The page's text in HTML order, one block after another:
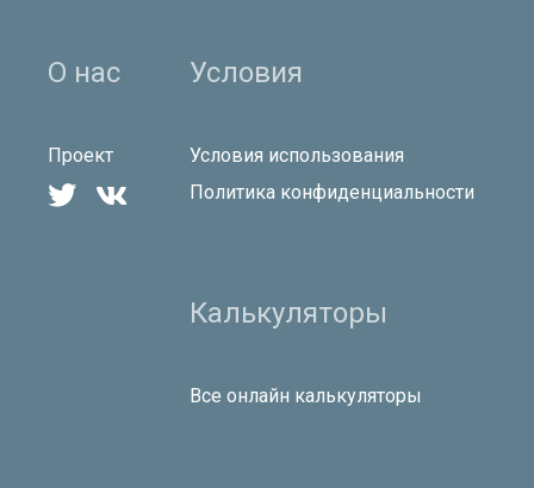
О нас
Проект
 
Условия
Условия использования
Политика конфиденциальности
Калькуляторы
Все онлайн калькуляторы